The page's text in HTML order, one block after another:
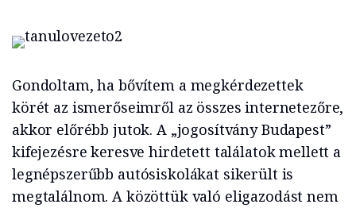
Gondoltam, ha bővítem a megkérdezettek
körét az ismerőseimről az összes internetezőre,
akkor előrébb jutok. A „jogosítvány Budapest”
kifejezésre keresve hirdetett találatok mellett a
legnépszerűbb autósiskolákat sikerült is
megtalálnom. A közöttük való eligazodást nem